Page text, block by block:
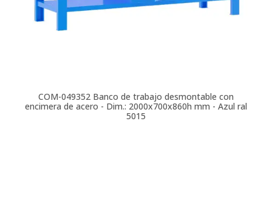
COM-049352 Banco de trabajo desmontable con
encimera de acero - Dim.: 2000x700x860h mm - Azul ral
5015